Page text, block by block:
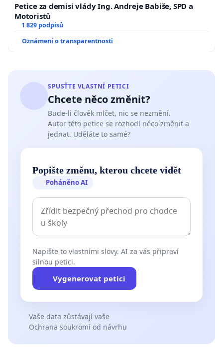
Petice za demisi vlády Ing. Andreje Babiše, SPD a
Motoristů
1 829 podpisů
Oznámení o transparentnosti
SPUSŤTE VLASTNÍ PETICI
Chcete něco změnit?
Bude-li člověk mlčet, nic se nezmění.
Autor této petice se rozhodl něco změnit a
jednat. Uděláte to samé?
Popište změnu, kterou chcete vidět
Poháněno AI
Napište to vlastními slovy. AI za vás připraví
silnou petici.
Vygenerovat petici
Vaše data zůstávají vaše
Ochrana soukromí od návrhu